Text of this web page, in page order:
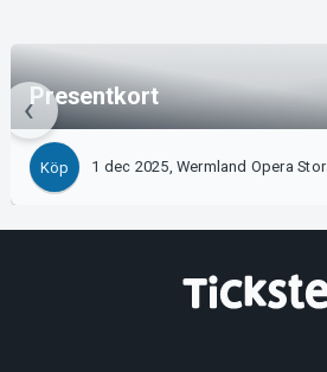
Presentkort
Köp 1 dec 2025, Wermland Opera